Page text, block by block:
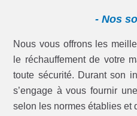
- Nos
Nous vous offrons les
le réchauffement de votre
toute sécurité. Durant son
s’engage à vous fournir
selon les normes établies et